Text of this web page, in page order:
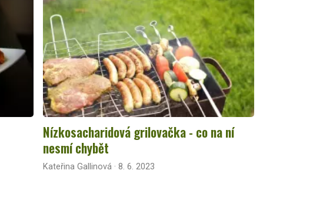
Nízkosacharidová grilovačka - co na ní
nesmí chybět
Kateřina Gallinová · 8. 6. 2023